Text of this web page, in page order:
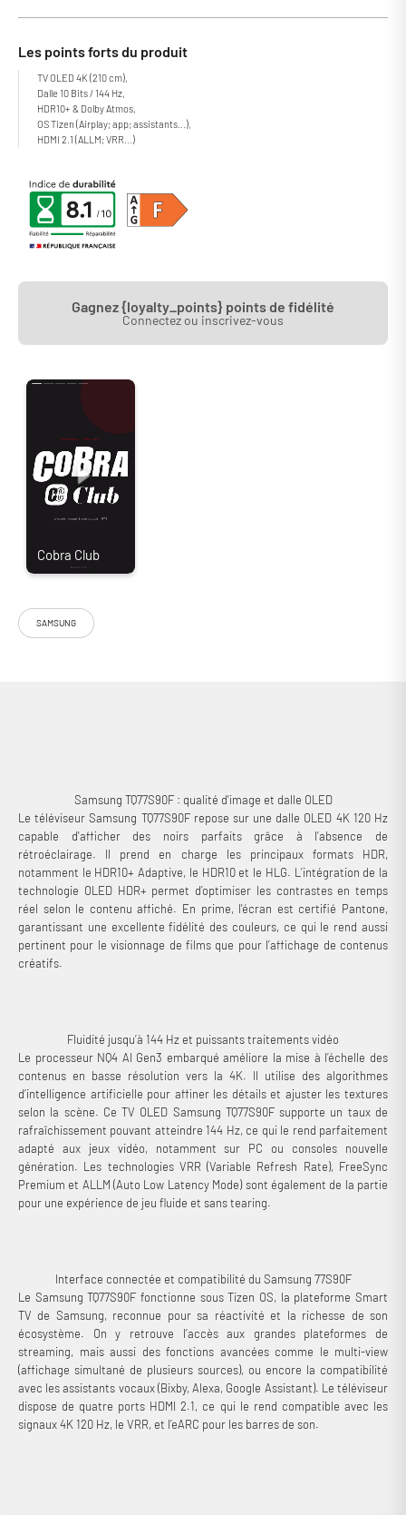
Les points forts du produit
TV OLED 4K (210 cm),
Dalle 10 Bits / 144 Hz,
HDR10+ & Dolby Atmos,
OS Tizen (Airplay; app; assistants...),
HDMI 2.1 (ALLM; VRR...)
Gagnez {loyalty_points} points de fidélité
Connectez ou inscrivez-vous
SAMSUNG
Le Samsung TQ83S90F (aussi référencé sous les noms 83S90F ou
Samsung TQ77S90F : qualité d'image et dalle OLED
Le téléviseur Samsung TQ77S90F repose sur une dalle OLED 4K 120 Hz
capable d'afficher des noirs parfaits grâce à l’absence de
rétroéclairage. Il prend en charge les principaux formats HDR,
notamment le HDR10+ Adaptive, le HDR10 et le HLG. L’intégration de la
technologie OLED HDR+ permet d’optimiser les contrastes en temps
réel selon le contenu affiché. En prime, l'écran est certifié Pantone,
garantissant une excellente fidélité des couleurs, ce qui le rend aussi
pertinent pour le visionnage de films que pour l’affichage de contenus
créatifs.
Fluidité jusqu’à 144 Hz et puissants traitements vidéo
Le processeur NQ4 AI Gen3 embarqué améliore la mise à l’échelle des
contenus en basse résolution vers la 4K. Il utilise des algorithmes
d’intelligence artificielle pour affiner les détails et ajuster les textures
selon la scène. Ce TV OLED Samsung TQ77S90F supporte un taux de
rafraîchissement pouvant atteindre 144 Hz, ce qui le rend parfaitement
adapté aux jeux vidéo, notamment sur PC ou consoles nouvelle
génération. Les technologies VRR (Variable Refresh Rate), FreeSync
Premium et ALLM (Auto Low Latency Mode) sont également de la partie
pour une expérience de jeu fluide et sans tearing.
Interface connectée et compatibilité du Samsung 77S90F
Le Samsung TQ77S90F fonctionne sous Tizen OS, la plateforme Smart
TV de Samsung, reconnue pour sa réactivité et la richesse de son
écosystème. On y retrouve l’accès aux grandes plateformes de
streaming, mais aussi des fonctions avancées comme le multi-view
(affichage simultané de plusieurs sources), ou encore la compatibilité
avec les assistants vocaux (Bixby, Alexa, Google Assistant). Le téléviseur
dispose de quatre ports HDMI 2.1, ce qui le rend compatible avec les
signaux 4K 120 Hz, le VRR, et l’eARC pour les barres de son.